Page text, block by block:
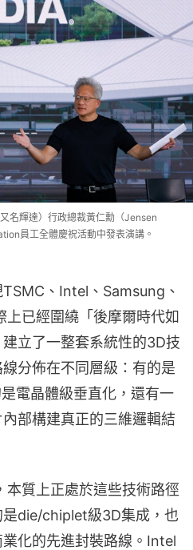
名輝達）行政總裁黃仁勳（Jensen
員工全體慶祝活動中發表演講。
、Intel、Samsung、
已經圍繞「後摩爾時代如
立了一整套系統性的3D技
分佈在不同層級：有的是
電晶體級垂直化，還有一
部構建真正的三維邏輯結
質上正處於這些技術路徑
die/chiplet級3D集成，也
化的先進封裝路線。Intel